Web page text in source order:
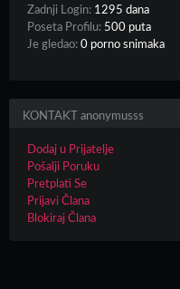
Zadnji Login: 1295 dana
Poseta Profilu: 500 puta
Je gledao: 0 porno snimaka
KONTAKT anonymusss
Dodaj u Prijatelje
Pošalji Poruku
Pretplati Se
Prijavi Člana
Blokiraj Člana